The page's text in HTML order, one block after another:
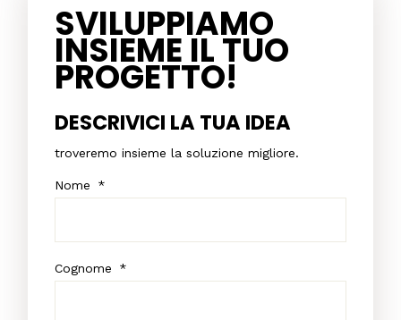
SVILUPPIAMO
INSIEME IL TUO
PROGETTO!
DESCRIVICI LA TUA IDEA
troveremo insieme la soluzione migliore.
Nome *
Cognome *